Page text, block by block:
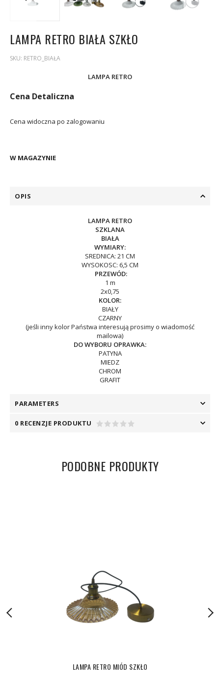
LAMPA RETRO BIAŁA SZKŁO
SKU: RETRO_BIAŁA
LAMPA RETRO
Cena Detaliczna
Cena widoczna po zalogowaniu
W MAGAZYNIE
OPIS
LAMPA RETRO
SZKLANA
BIAŁA
WYMIARY:
SREDNICA: 21 CM
WYSOKOSC: 6,5 CM
PRZEWÓD:
1 m
2x0,75
KOLOR:
BIAŁY
CZARNY
(jeśli inny kolor Państwa interesują prosimy o wiadomość
mailowa)
DO WYBORU OPRAWKA:
PATYNA
MIEDZ
CHROM
GRAFIT
PARAMETERS
0 RECENZJE PRODUKTU
PODOBNE PRODUKTY
LAMPA RETRO MIÓD SZKŁO